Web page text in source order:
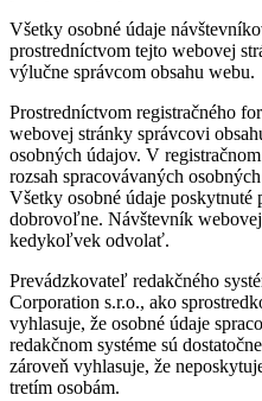
Všetky osobné údaje
prostredníctvom tejto webovej
výlučne správcom obsahu webu.
Prostredníctvom registračného
webovej stránky správcovi
osobných údajov. V
rozsah spracovávaných
Všetky osobné údaje
dobrovoľne. Návštevník
kedykoľvek odvolať.
Prevádzkovateľ redakčného
Corporation s.r.o., ako
vyhlasuje, že osobné údaje
redakčnom systéme sú
zároveň vyhlasuje, že
tretím osobám.